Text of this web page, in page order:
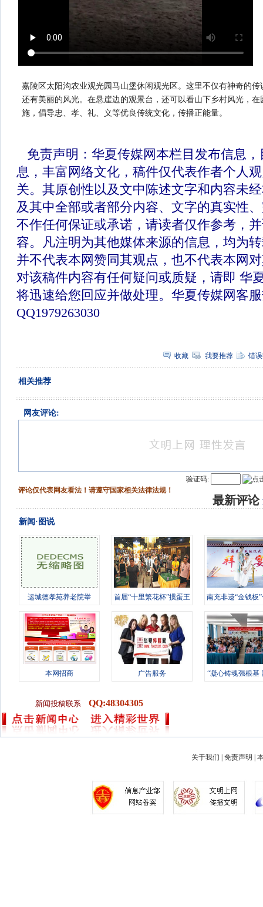
嘉陵区太阳沟农业观光园马山堡休闲观光区。这里不仅有神奇的传
还有美丽的风光。在悬崖边的观景台，还可以看山下乡村风光， 在
施，倡导忠、孝、礼、义等优良传统文化，传播正能量。
免责声明：华夏传媒网本栏目发布信息
息，丰富网络文化，稿件仅代表作者个人
关。其原创性以及文中陈述文字和内容未
及其中全部或者部分内容、文字的真实性
不作任何保证或承诺，请读者仅作参考，
容。凡注明为其他媒体来源的信息，均为
并不代表本网赞同其观点，也不代表本网
对该稿件内容有任何疑问或质疑，请即 华
将迅速给您回应并做处理。华夏传媒网客
QQ1979263030
收藏 我要推荐 错
相关推荐
网友评论:
验证码:
评论仅代表网友看法！请遵守国家相关法律法规！
最新评论
新闻·图说
运城德孝苑养老院举
首届“十里繁花杯”掼蛋王
南充非遗“金钱板
本网招商 广告服务
“凝心铸魂强根基
新闻投稿联系 QQ:48304305
关于我们 免责声明